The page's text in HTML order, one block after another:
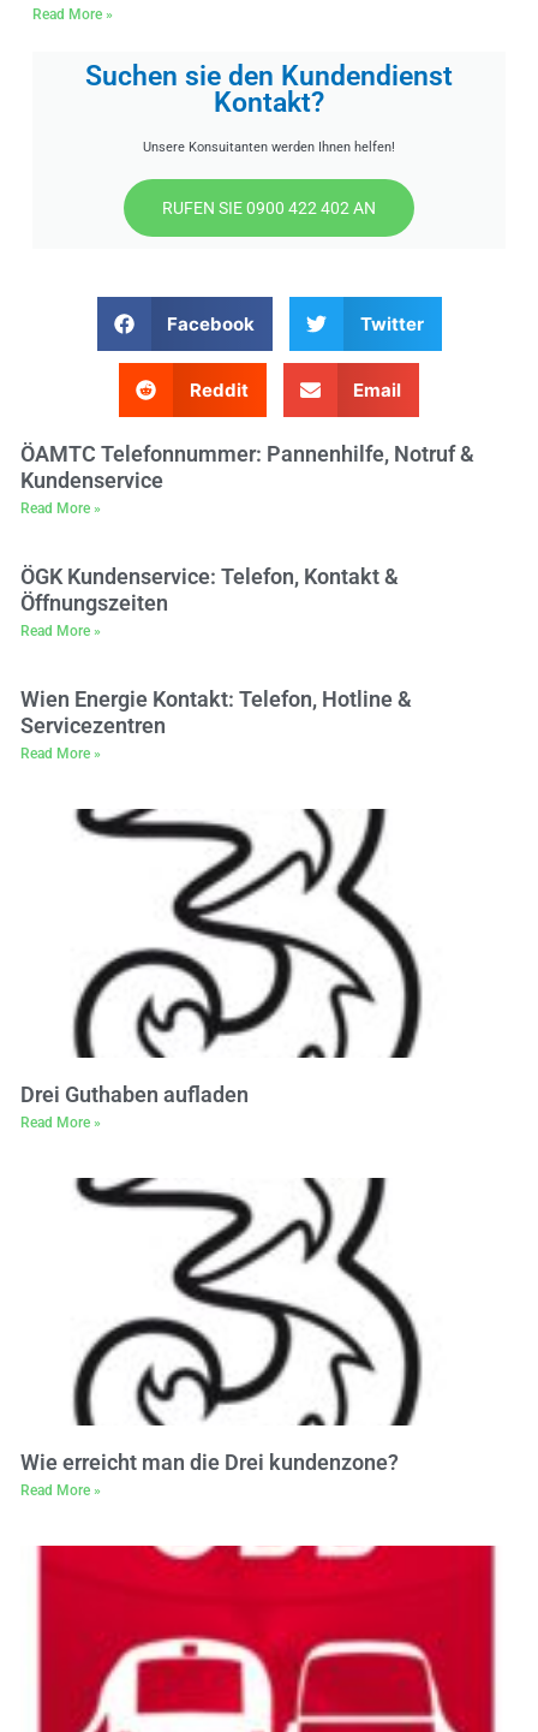
Read More »
Suchen sie den Kundendienst
Kontakt?
Unsere Konsuitanten werden Ihnen helfen!
RUFEN SIE 0900 422 402 AN
Facebook Twitter
Reddit Email
ÖAMTC Telefonnummer: Pannenhilfe, Notruf &
Kundenservice
Read More »
ÖGK Kundenservice: Telefon, Kontakt &
Öffnungszeiten
Read More »
Wien Energie Kontakt: Telefon, Hotline &
Servicezentren
Read More »
Drei Guthaben aufladen
Read More »
Wie erreicht man die Drei kundenzone?
Read More »